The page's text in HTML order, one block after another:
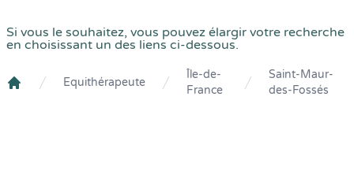
Si vous le souhaitez, vous pouvez élargir votre recherche
en choisissant un des liens ci-dessous.
Equithérapeute
Île-de-
France
Saint-Maur-
des-Fossés